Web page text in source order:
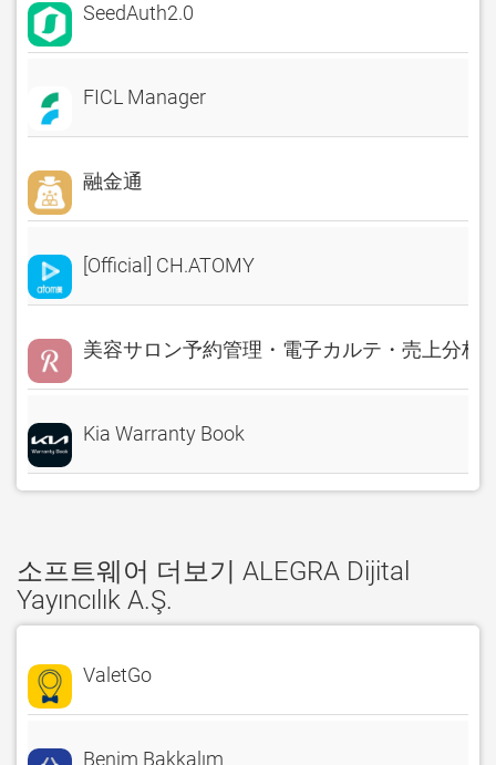
SeedAuth2.0
FICL Manager
融金通
[Official] CH.ATOMY
美容サロン予約管理・電子カルテ・売上分析
Kia Warranty Book
소프트웨어 더보기 ALEGRA Dijital
Yayıncılık A.Ş.
ValetGo
Benim Bakkalım